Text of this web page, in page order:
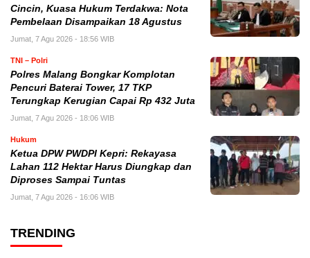
Cincin, Kuasa Hukum Terdakwa: Nota
Pembelaan Disampaikan 18 Agustus
Jumat, 7 Agu 2026 - 18:56 WIB
TNI – Polri
Polres Malang Bongkar Komplotan
Pencuri Baterai Tower, 17 TKP
Terungkap Kerugian Capai Rp 432 Juta
Jumat, 7 Agu 2026 - 18:06 WIB
Hukum
Ketua DPW PWDPI Kepri: Rekayasa
Lahan 112 Hektar Harus Diungkap dan
Diproses Sampai Tuntas
Jumat, 7 Agu 2026 - 16:06 WIB
TRENDING